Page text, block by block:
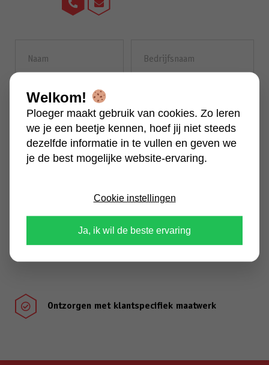
(Vereist)
mailadres
(Vereist)
Bericht
(Vereist)
 Ontzorgen met klantspecifiek maatwerk
Welkom!
Ploeger maakt gebruik van cookies. Zo leren
we je een beetje kennen, hoef jij niet steeds
dezelfde informatie in te vullen en geven we
je de best mogelijke website-ervaring.
Cookie instellingen
Ja, ik wil de beste ervaring